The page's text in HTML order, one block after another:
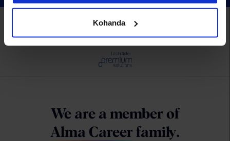
Kohanda
teenused.cv.ee
otsintööd.ee cvonline.varbamisteenused.ee
Izstrāde
We are a member of
Alma Career family.